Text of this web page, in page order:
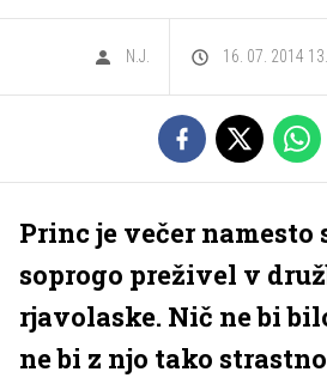
N.J. 16. 07. 2014
Princ je večer namesto
soprogo preživel v
rjavolaske. Nič ne bi
ne bi z njo tako